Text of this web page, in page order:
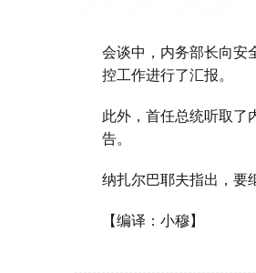
会谈中，内务部长向安
控工作进行了汇报。
此外，首任总统听取了
告。
纳扎尔巴耶夫指出，要
【编译：小穆】